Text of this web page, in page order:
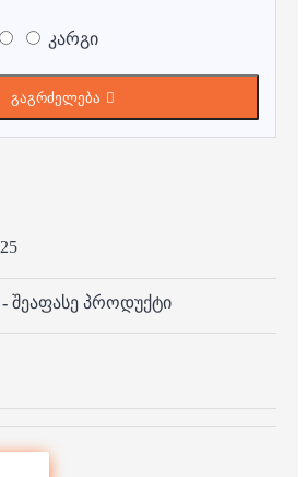
კარგი
გაგრძელება
- შეაფასე პროდუქტი